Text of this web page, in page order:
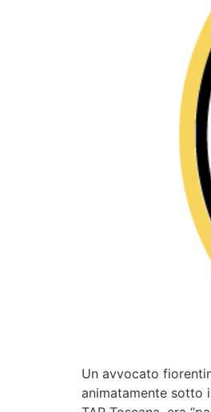
Un avvocato
animatamente sotto